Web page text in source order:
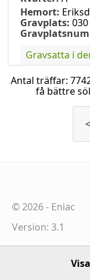
Hemort:
Gravplats: 030
Gravsatta i
Antal träffar:
få bättre
<
©2026- Eniac
Version: 3.1